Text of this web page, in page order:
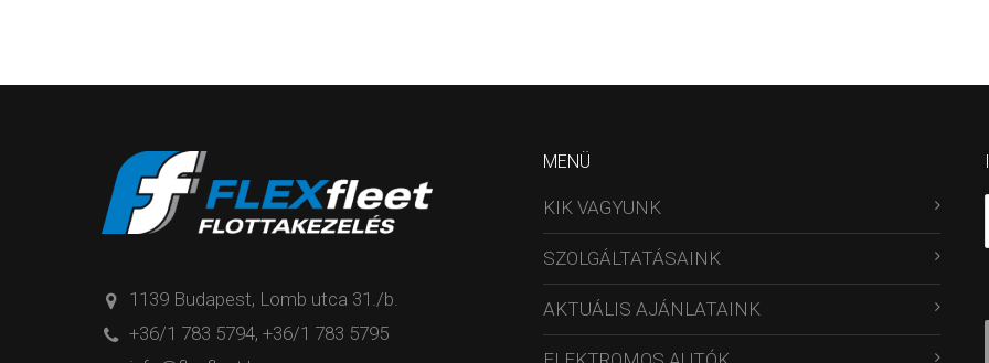
1139 Budapest, Lomb utca 31./b.
+36/1 783 5794, +36/1 783 5795
MENÜ
KIK VAGYUNK
SZOLGÁLTATÁSAINK
AKTUÁLIS AJÁNLATAINK